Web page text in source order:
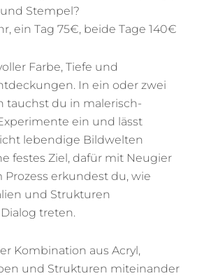
Stempel?
ein Tag 75€, beide Tage 140€
Farbe, Tiefe und
In ein oder zwei
tauchst du in malerisch-
ein und lässt
lebendige Bildwelten
festes Ziel, dafür mit Neugier
erkundest du, wie
und Strukturen
treten.
Kombination aus Acryl,
und Strukturen miteinander